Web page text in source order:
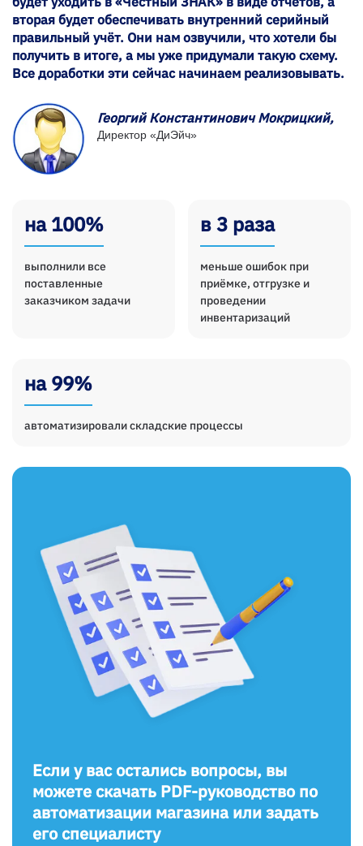
вторая будет обеспечивать внутренний серийный
правильный учёт. Они нам озвучили, что хотели бы
получить в итоге, а мы уже придумали такую схему.
Все доработки эти сейчас начинаем реализовывать.
Георгий Константинович Мокрицкий,
Директор «ДиЭйч»
на 100%
выполнили все
поставленные
заказчиком задачи
в 3 раза
меньше ошибок при
приёмке, отгрузке и
проведении
инвентаризаций
на 99%
автоматизировали складские процессы
Если у вас остались вопросы, вы
можете скачать PDF-руководство по
автоматизации магазина или задать
его специалисту